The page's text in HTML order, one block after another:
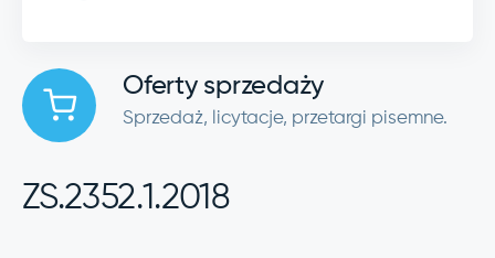
Oferty sprzedaży
Sprzedaż, licytacje, przetargi pisemne.
ZS.2352.1.2018